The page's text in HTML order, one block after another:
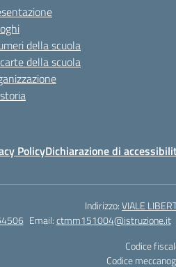
della scuola
della scuola
PolicyDichiarazione di
Indirizzo:VIALE
Email:ctmm151004@istruzione.it
Codice
Codice